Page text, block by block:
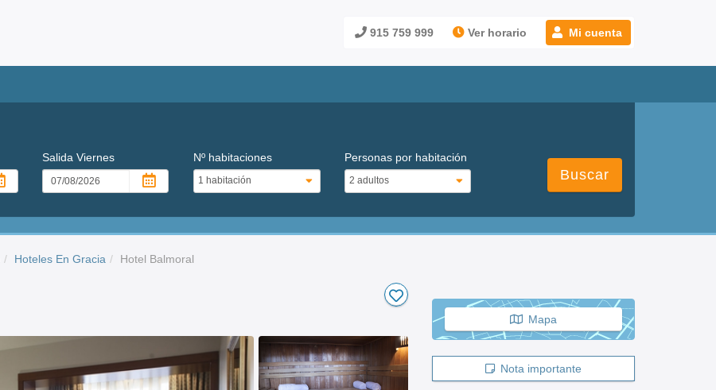
915 759 999 Ver horario Mi cuenta
SalidaViernes Nº habitaciones Personas por habitación
Buscar
Hoteles En Gracia Hotel Balmoral
Mapa
Nota importante